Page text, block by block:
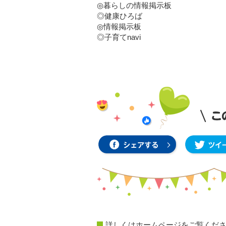
◎暮らしの情報掲示板
◎健康ひろば
◎情報掲示板
◎子育てnavi